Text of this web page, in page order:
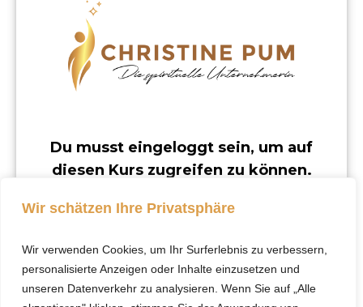
Wir schätzen Ihre Privatsphäre
Wir verwenden Cookies, um Ihr Surferlebnis zu verbessern,
personalisierte Anzeigen oder Inhalte einzusetzen und
unseren Datenverkehr zu analysieren. Wenn Sie auf „Alle
Du musst eingeloggt sein, um auf
diesen Kurs zugreifen zu können.
verfügbar.
Klicke hier, um dich
einzuloggen.